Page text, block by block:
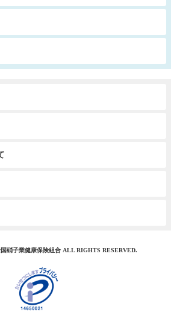
硝子業健康保険組合 ALL RIGHTS RESERVED.